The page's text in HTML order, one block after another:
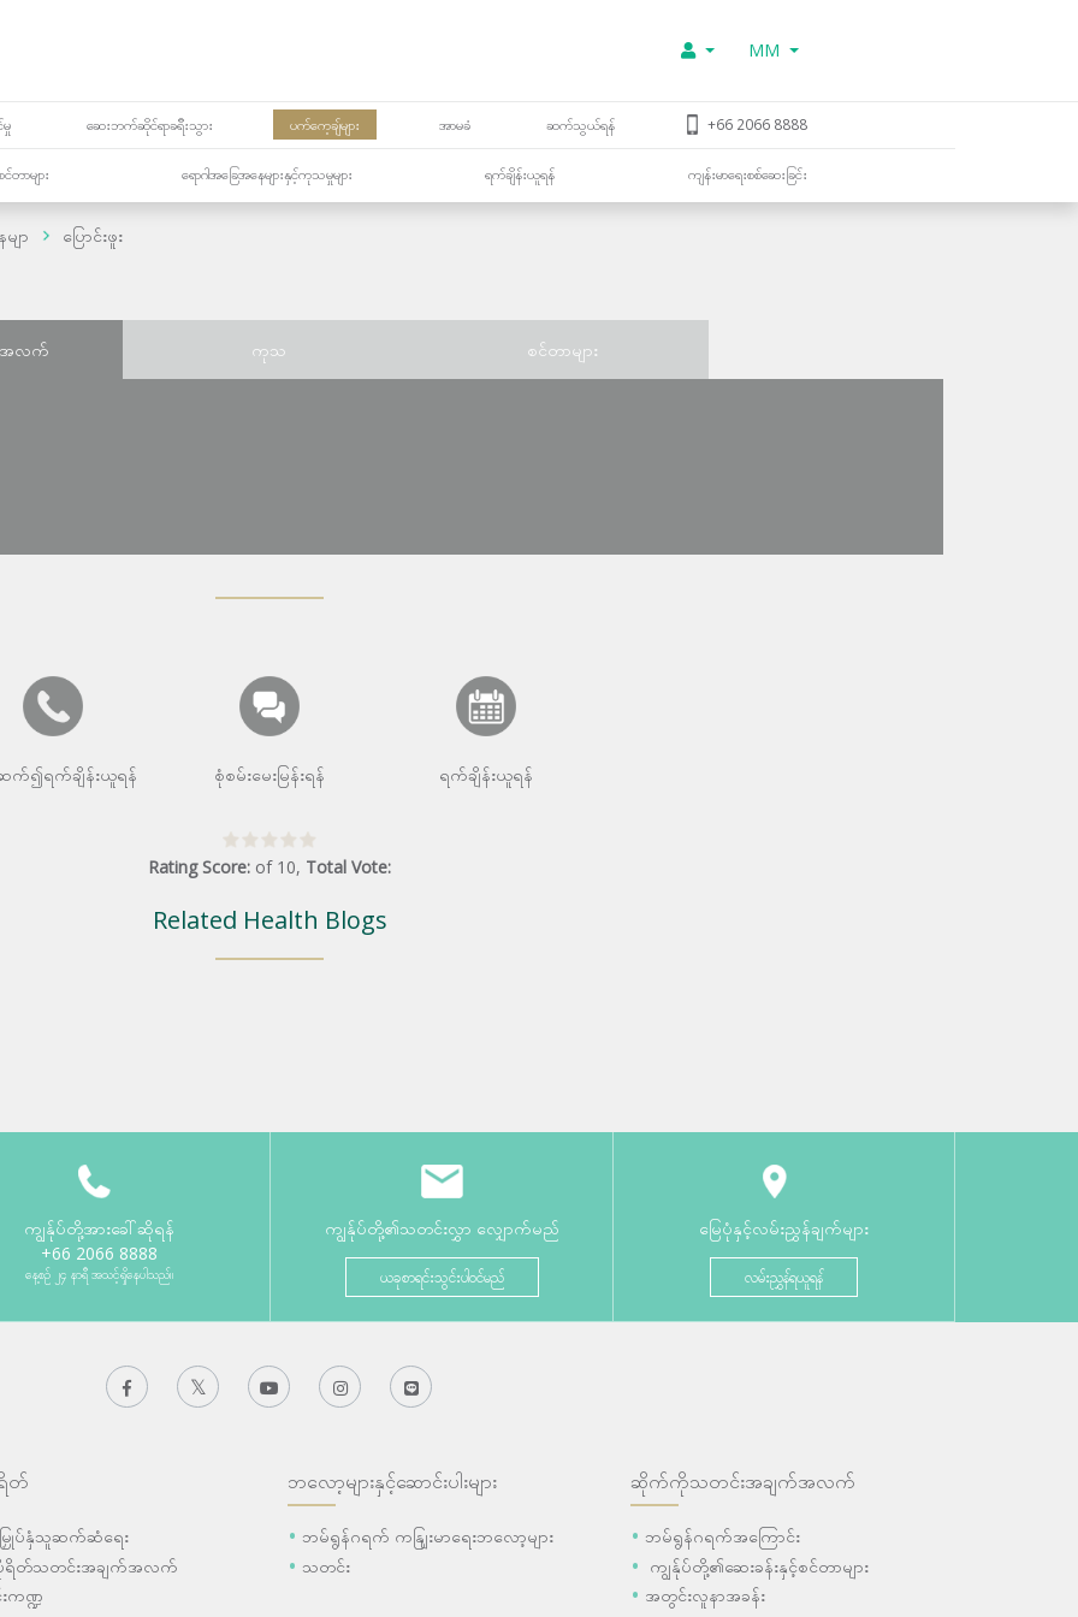
MM
မှု ဆေးဘက်ဆိုင်ရာခရီးသွား ပက်ကေ့ချ်များ အာမခံ ဆက်သွယ်ရန် +66 2066 8888
ာများ ရောဂါအခြေအနေများနှင့်ကုသမှုများ ရက်ချိန်းယူရန် ကျန်းမာရေးစစ်ဆေးခြင်း
ျာ ပြောင်းဖူး
အလက် ကုသ စင်တာများ
က်၍ရက်ချိန်းယူရန် စုံစမ်းမေးမြန်းရန် ရက်ချိန်းယူရန်
Rating Score: of 10, Total Vote:
Related Health Blogs
ကျွန်ုပ်တို့အားခေါ်ဆိုရန်
+66 2066 8888
နေ့စဉ် ၂၄ နာရီ အသင့်ရှိနေပါသည်။
ကျွန်ုပ်တို့၏သတင်းလွှာ လျှောက်မည်
ယခုစာရင်းသွင်းပါဝင်မည်
မြေပုံနှင့်လမ်းညွှန်ချက်များ
လမ်းညွှန်ရယူရန်
တ်
မြှုပ်နှံသူဆက်ဆံရေး
ရိတ်သတင်းအချက်အလက်
ကဏ္ဍ
ဘလော့များနှင့်ဆောင်းပါးများ
ဘမ်ရွန်ဂရက် ကနျြးမာရေးဘလော့များ
သတင်း
ဆိုက်ကိုသတင်းအချက်အလက်
ဘမ်ရွန်ဂရက်အကြောင်း
ကျွန်ုပ်တို့၏ဆေးခန်းနှင့်စင်တာများ
အတွင်းလူနာအခန်း